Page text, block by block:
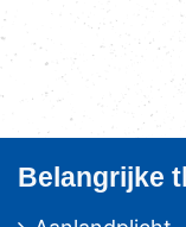
Belangrijke